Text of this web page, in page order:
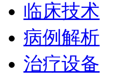
临床技术
病例解析
治疗设备